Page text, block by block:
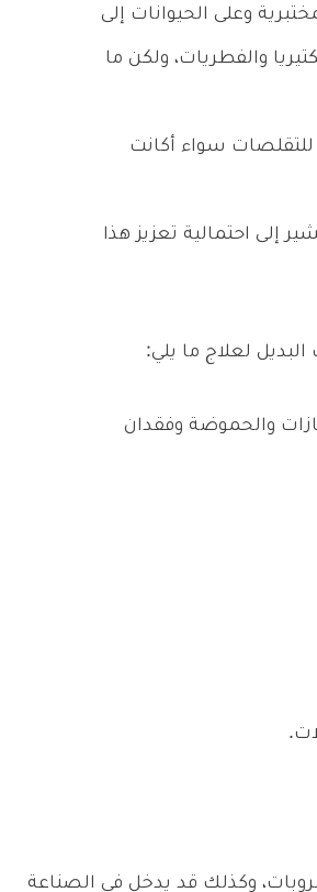
وعلى الحيوانات إلى
والفطريات، ولكن ما
سواء أكانت
احتمالية تعزيز هذا
لعلاج ما يلي:
والحموضة وفقدان
وكذلك قد يدخل في الصناعة